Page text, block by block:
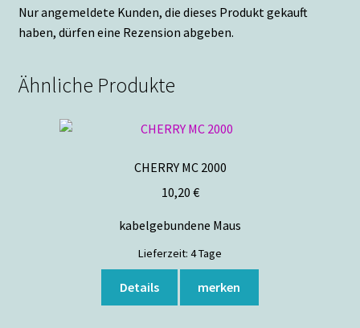
Nur angemeldete Kunden, die dieses Produkt gekauft
haben, dürfen eine Rezension abgeben.
Ähnliche Produkte
CHERRY MC 2000
10,20 €
kabelgebundene Maus
Lieferzeit: 4 Tage
Details merken